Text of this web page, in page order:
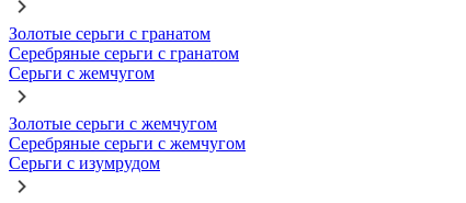
Золотые серьги с гранатом
Серебряные серьги с гранатом
Серьги с жемчугом
Золотые серьги с жемчугом
Серебряные серьги с жемчугом
Серьги с изумрудом